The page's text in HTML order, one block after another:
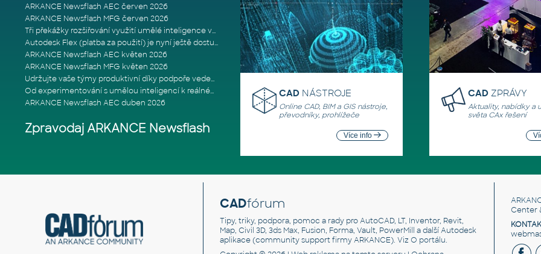
ARKANCE Newsflash AEC červen 2026
ARKANCE Newsflash MFG červen 2026
Tři překážky rozšiřování využití umělé inteligence ve stavebním prům
Autodesk Flex (platba za použití) je nyní ještě dostupnější
ARKANCE Newsflash AEC květen 2026
ARKANCE Newsflash MFG květen 2026
Udržujte vaše týmy produktivní díky podpoře vedené odborníky
Od experimentování s umělou inteligencí k reálnému dopadu na podniká
ARKANCE Newsflash AEC duben 2026
Zpravodaj ARKANCE Newsflash
CAD NÁSTROJE
Online CAD, BIM a GIS nástroje,
převodníky, prohlížeče
Více info
CAD ZPRÁVY
Aktuality, nabídky a
světa CAx řešení
CADfórum
Tipy, triky, podpora, pomoc a rady pro AutoCAD, LT, Inventor, Revit,
Map, Civil 3D, 3ds Max, Fusion, Forma, Vault, PowerMill a další Autodesk
aplikace (community support firmy ARKANCE). Viz O portálu.
Center